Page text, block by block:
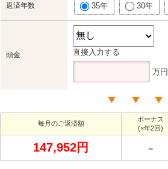
返済年数 35年 30年
頭金 直接入力する
万円
毎月のご返済額
ボーナス
(×年2回)
147,952円 －